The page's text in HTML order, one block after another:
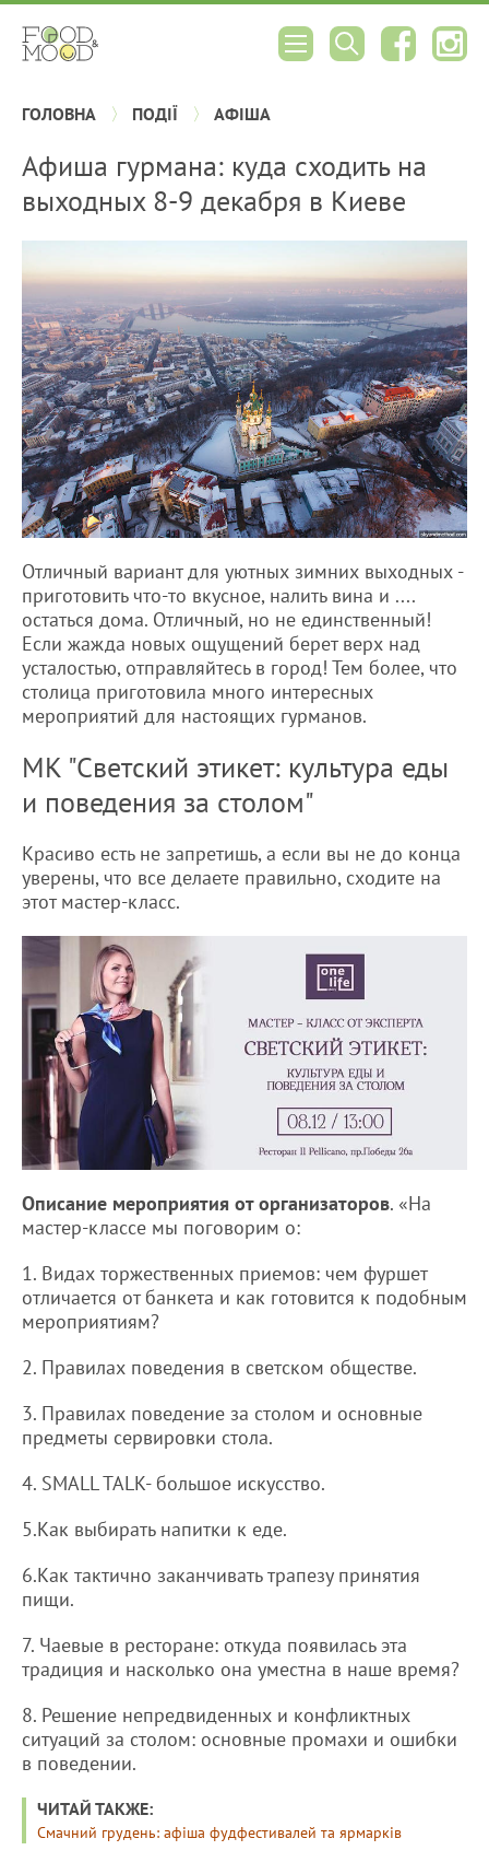
ГОЛОВНА ПОДІЇ АФІША
Афиша гурмана: куда сходить на
выходных 8-9 декабря в Киеве
Отличный вариант для уютных зимних выходных -
приготовить что-то вкусное, налить вина и ....
остаться дома. Отличный, но не единственный!
Если жажда новых ощущений берет верх над
усталостью, отправляйтесь в город! Тем более, что
столица приготовила много интересных
мероприятий для настоящих гурманов.
МК "Светский этикет: культура еды
и поведения за столом"
Красиво есть не запретишь, а если вы не до конца
уверены, что все делаете правильно, сходите на
этот мастер-класс.
Описание мероприятия от организаторов. «На
мастер-классе мы поговорим о:
1. Видах торжественных приемов: чем фуршет
отличается от банкета и как готовится к подобным
мероприятиям?
2. Правилах поведения в светском обществе.
3. Правилах поведение за столом и основные
предметы сервировки стола.
4. SMALL TALK- большое искусство.
5.Как выбирать напитки к еде.
6.Как тактично заканчивать трапезу принятия
пищи.
7. Чаевые в ресторане: откуда появилась эта
традиция и насколько она уместна в наше время?
8. Решение непредвиденных и конфликтных
ситуаций за столом: основные промахи и ошибки
в поведении.
ЧИТАЙ ТАКЖЕ:
Смачний грудень: афіша фудфестивалей та ярмарків